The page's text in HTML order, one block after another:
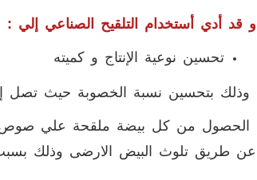
و قد أدي أستخدام التلقيح الصناعي إلي :
تحسين نوعية الإنتاج و كميته
وذلك بتحسين نسبة الخصوبة حيث تصل إلي
الحصول من كل بيضة ملقحة علي صوص
عن طريق تلوث البيض الارضى وذلك بسبب